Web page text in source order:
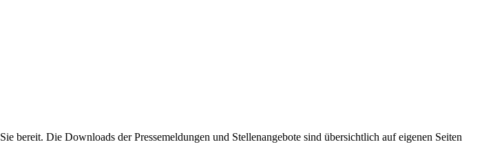
bereit. Die Downloads der Pressemeldungen und Stellenangebote sind übersichtlich auf eigenen Seiten